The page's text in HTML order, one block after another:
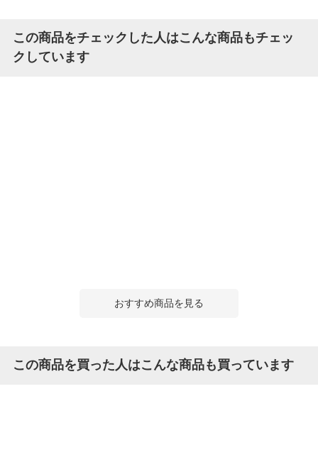
この商品をチェックした人はこんな商品もチェッ
クしています
おすすめ商品を見る
この商品を買った人はこんな商品も買っています